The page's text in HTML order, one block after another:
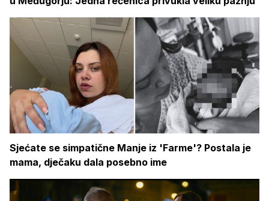
Sjećate se simpatične Manje iz 'Farme'? Postala je
mama, dječaku dala posebno ime